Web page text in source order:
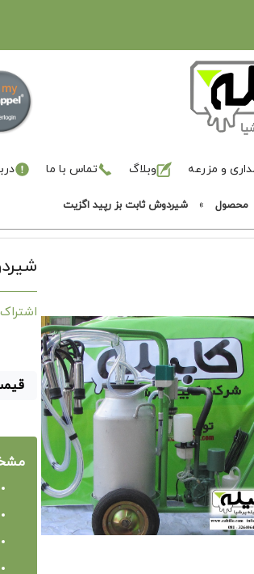
و مزرعه وبلاگ تماس با ما
محصول » شیردوش ثابت بز رپید اگزیت